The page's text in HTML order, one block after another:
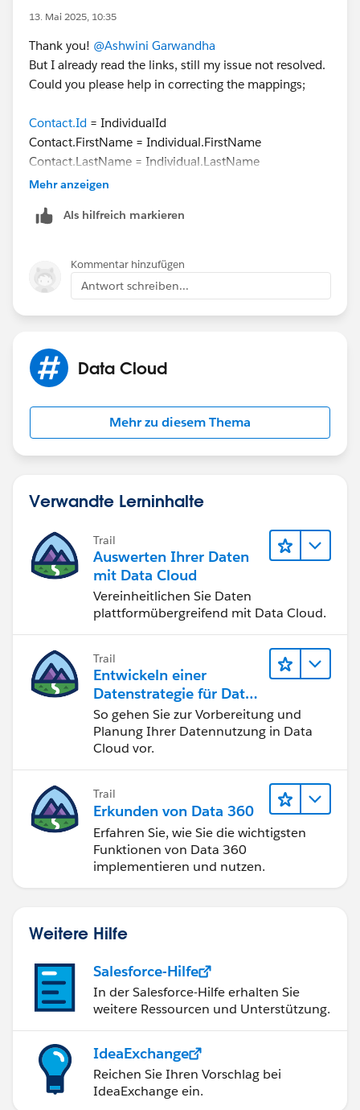
13. Mai 2025, 10:35
Thank you! @Ashwini Garwandha
But I already read the links, still my issue not resolved.
Could you please help in correcting the mappings;
Contact.Id = IndividualId
Contact.FirstName = Individual.FirstName
Contact.LastName = Individual.LastName
Contact.Email= Contact Point Email.EmailAddress
Mehr anzeigen
Als hilfreich markieren
Kommentar hinzufügen
Antwort schreiben...
Data Cloud
Mehr zu diesem Thema
Verwandte Lerninhalte
Trail
Auswerten Ihrer Daten
mit Data Cloud
Vereinheitlichen Sie Daten
plattformübergreifend mit Data Cloud.
Trail
Entwickeln einer
Datenstrategie für Data
360
So gehen Sie zur Vorbereitung und
Planung Ihrer Datennutzung in Data
Cloud vor.
Trail
Erkunden von Data 360
Erfahren Sie, wie Sie die wichtigsten
Funktionen von Data 360
implementieren und nutzen.
Weitere Hilfe
Salesforce-Hilfe
In der Salesforce-Hilfe erhalten Sie
weitere Ressourcen und Unterstützung.
IdeaExchange
Reichen Sie Ihren Vorschlag bei
IdeaExchange ein.